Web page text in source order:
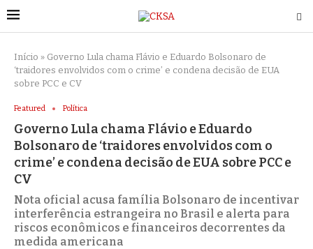
Início » Governo Lula chama Flávio e Eduardo Bolsonaro de
‘traidores envolvidos com o crime’ e condena decisão de EUA
sobre PCC e CV
Featured Política
Governo Lula chama Flávio e Eduardo
Bolsonaro de ‘traidores envolvidos com o
crime’ e condena decisão de EUA sobre PCC e
CV
Nota oficial acusa família Bolsonaro de incentivar
interferência estrangeira no Brasil e alerta para
riscos econômicos e financeiros decorrentes da
medida americana